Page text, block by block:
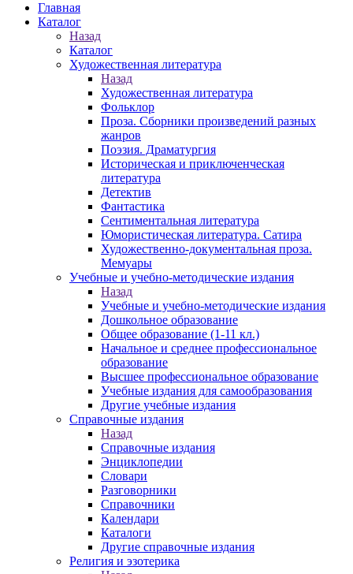
Главная
Каталог
Назад
Каталог
Художественная литература
Назад
Художественная литература
Фольклор
Проза. Сборники произведений разных
жанров
Поэзия. Драматургия
Историческая и приключенческая
литература
Детектив
Фантастика
Сентиментальная литература
Юмористическая литература. Сатира
Художественно-документальная проза.
Мемуары
Учебные и учебно-методические издания
Назад
Учебные и учебно-методические издания
Дошкольное образование
Общее образование (1-11 кл.)
Начальное и среднее профессиональное
образование
Высшее профессиональное образование
Учебные издания для самообразования
Другие учебные издания
Справочные издания
Назад
Справочные издания
Энциклопедии
Словари
Разговорники
Справочники
Календари
Каталоги
Другие справочные издания
Религия и эзотерика